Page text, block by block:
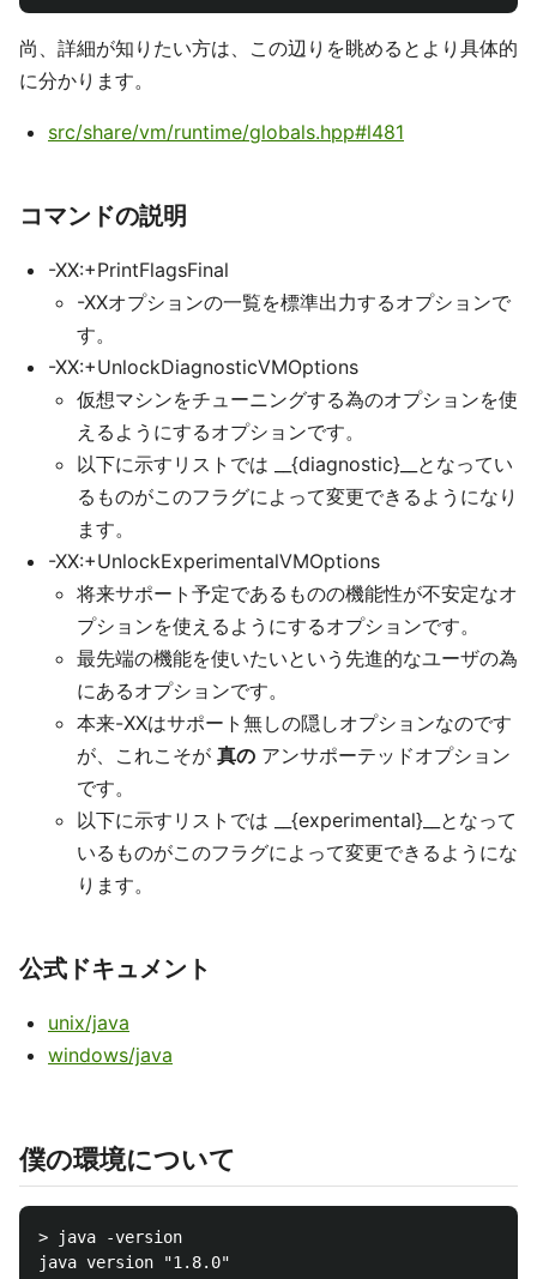
尚、詳細が知りたい方は、この辺りを眺めるとより具体的
に分かります。
src/share/vm/runtime/globals.hpp#l481
コマンドの説明
-XX:+PrintFlagsFinal
-XXオプションの一覧を標準出力するオプションで
す。
-XX:+UnlockDiagnosticVMOptions
仮想マシンをチューニングする為のオプションを使
えるようにするオプションです。
以下に示すリストでは __{diagnostic}__となってい
るものがこのフラグによって変更できるようになり
ます。
-XX:+UnlockExperimentalVMOptions
将来サポート予定であるものの機能性が不安定なオ
プションを使えるようにするオプションです。
最先端の機能を使いたいという先進的なユーザの為
にあるオプションです。
本来-XXはサポート無しの隠しオプションなのです
が、これこそが 真の アンサポーテッドオプション
です。
以下に示すリストでは __{experimental}__となって
いるものがこのフラグによって変更できるようにな
ります。
公式ドキュメント
unix/java
windows/java
僕の環境について
> java -version
java version "1.8.0"